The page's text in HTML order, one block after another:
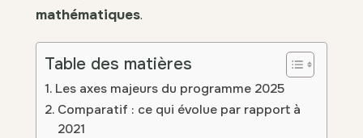
mathématiques.
Table des matières
Les axes majeurs du programme 2025
Comparatif : ce qui évolue par rapport à
2021